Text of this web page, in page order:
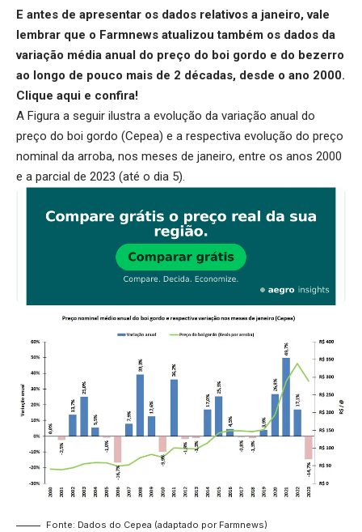
E antes de apresentar os dados relativos a janeiro, vale
lembrar que o Farmnews atualizou também os dados da
variação média anual do preço do boi gordo e do bezerro
ao longo de pouco mais de 2 décadas, desde o ano 2000.
Clique aqui e confira!
A Figura a seguir ilustra a evolução da variação anual do
preço do boi gordo (Cepea) e a respectiva evolução do preço
nominal da arroba, nos meses de janeiro, entre os anos 2000
e a parcial de 2023 (até o dia 5).
Fonte: Dados do Cepea (adaptado por Farmnews)